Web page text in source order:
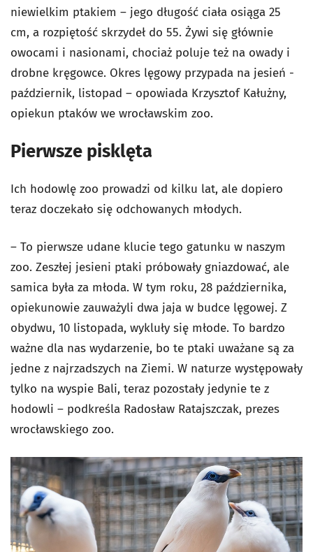
niewielkim ptakiem – jego długość ciała osiąga 25
cm, a rozpiętość skrzydeł do 55. Żywi się głównie
owocami i nasionami, chociaż poluje też na owady i
drobne kręgowce. Okres lęgowy przypada na jesień -
październik, listopad – opowiada Krzysztof Kałużny,
opiekun ptaków we wrocławskim zoo.
Pierwsze pisklęta
Ich hodowlę zoo prowadzi od kilku lat, ale dopiero
teraz doczekało się odchowanych młodych.
– To pierwsze udane klucie tego gatunku w naszym
zoo. Zeszłej jesieni ptaki próbowały gniazdować, ale
samica była za młoda. W tym roku, 28 października,
opiekunowie zauważyli dwa jaja w budce lęgowej. Z
obydwu, 10 listopada, wykluły się młode. To bardzo
ważne dla nas wydarzenie, bo te ptaki uważane są za
jedne z najrzadszych na Ziemi. W naturze występowały
tylko na wyspie Bali, teraz pozostały jedynie te z
hodowli – podkreśla Radosław Ratajszczak, prezes
wrocławskiego zoo.